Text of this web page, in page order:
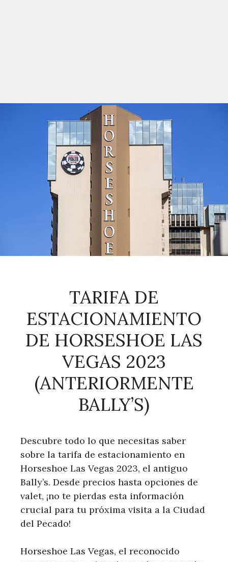
TARIFA DE
ESTACIONAMIENTO
DE HORSESHOE LAS
VEGAS 2023
(ANTERIORMENTE
BALLY’S)
Descubre todo lo que necesitas saber
sobre la tarifa de estacionamiento en
Horseshoe Las Vegas 2023, el antiguo
Bally’s. Desde precios hasta opciones de
valet, ¡no te pierdas esta información
crucial para tu próxima visita a la Ciudad
del Pecado!
Horseshoe Las Vegas, el reconocido